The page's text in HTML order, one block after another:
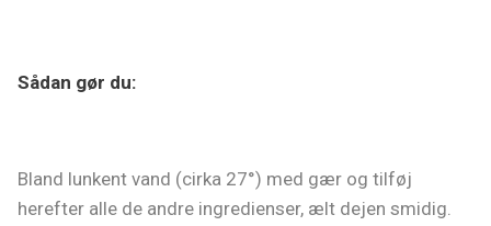
Sådan gør du:
Bland lunkent vand (cirka 27°) med gær og tilføj
herefter alle de andre ingredienser, ælt dejen smidig.